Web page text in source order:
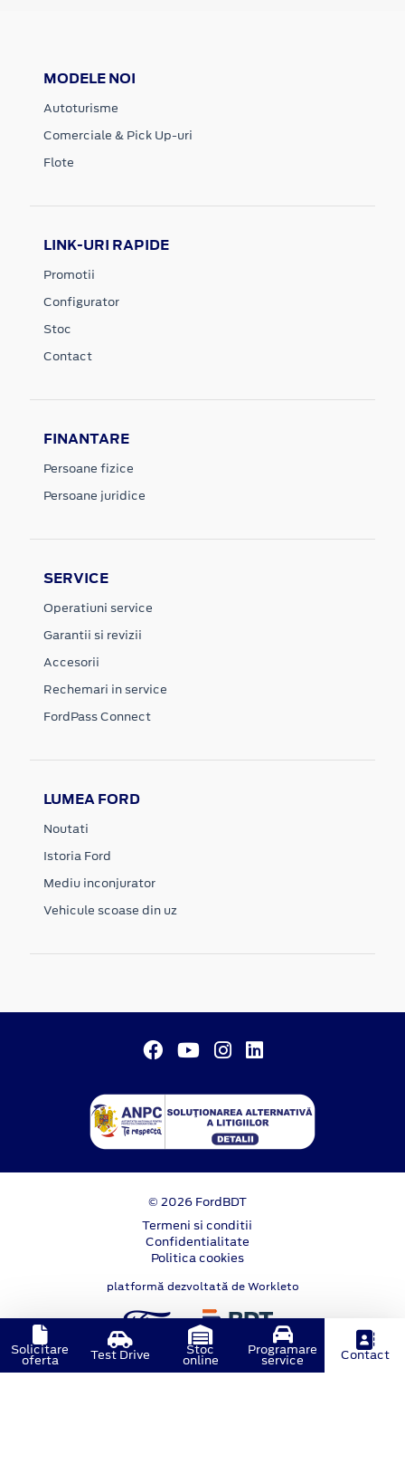
MODELE NOI
Autoturisme
Comerciale & Pick Up-uri
Flote
LINK-URI RAPIDE
Promotii
Configurator
Stoc
Contact
FINANTARE
Persoane fizice
Persoane juridice
SERVICE
Operatiuni service
Garantii si revizii
Accesorii
Rechemari in service
FordPass Connect
LUMEA FORD
Noutati
Istoria Ford
Mediu inconjurator
Vehicule scoase din uz
© 2026 FordBDT
Termeni si conditii
Confidentialitate
Politica cookies
platformă dezvoltată de Workleto
Solicitare
oferta Test Drive Stoc
online
Programare
service Contact